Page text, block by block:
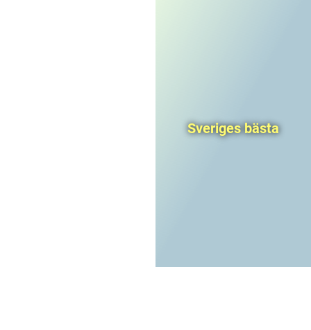
Sveriges bästa